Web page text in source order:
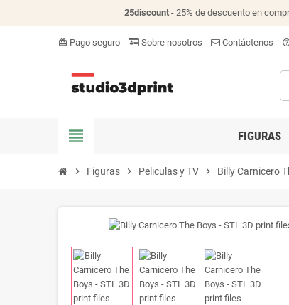
25discount- 25% de descuento en
card_giftcard Pago seguro Sobre nosotros Contáctenos
view_headline FIGURAS
chevron_right Figuras chevron_right Peliculas y TV chevron_right Billy Carnicero